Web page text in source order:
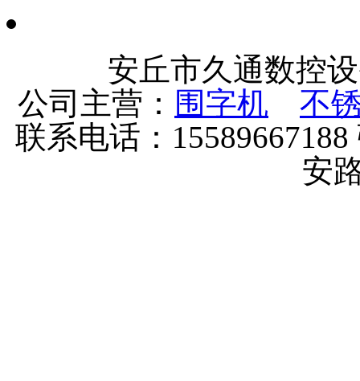
安丘市久通数控
公司主营： 围字机
不
联系电话：
安